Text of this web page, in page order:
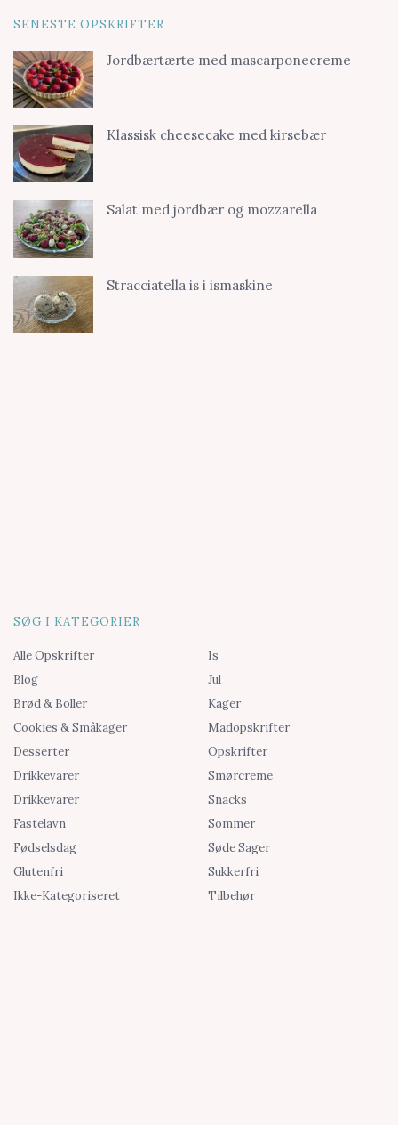
SENESTE OPSKRIFTER
Jordbærtærte med mascarponecreme
Klassisk cheesecake med kirsebær
Salat med jordbær og mozzarella
Stracciatella is i ismaskine
SØG I KATEGORIER
Alle Opskrifter
Blog
Brød & Boller
Cookies & Småkager
Desserter
Drikkevarer
Drikkevarer
Fastelavn
Fødselsdag
Glutenfri
Ikke-Kategoriseret
Is
Jul
Kager
Madopskrifter
Opskrifter
Smørcreme
Snacks
Sommer
Søde Sager
Sukkerfri
Tilbehør